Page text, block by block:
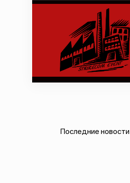
Последние новости